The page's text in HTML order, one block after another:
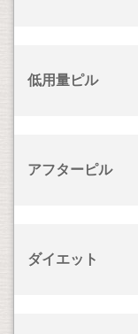
低用量ピル
アフターピル
ダイエット